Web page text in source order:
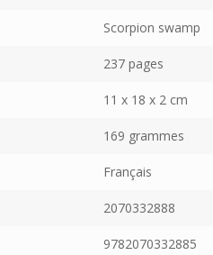
Scorpion swamp
237 pages
11 x 18 x 2 cm
169 grammes
Français
2070332888
9782070332885